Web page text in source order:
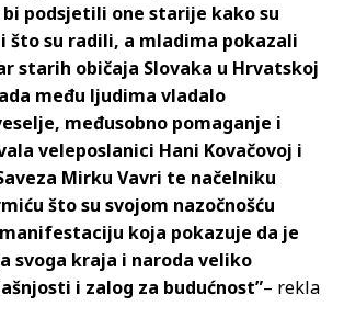
podsjetili one starije kako su
što su radili, a mladima pokazali
starih običaja Slovaka u Hrvatskoj
među ljudima vladalo
međusobno pomaganje i
veleposlanici Hani Kovačovoj i
Mirku Vavri te načelniku
što su svojom nazočnošću
koja pokazuje da je
svoga kraja i naroda veliko
i zalog za budućnost”– rekla